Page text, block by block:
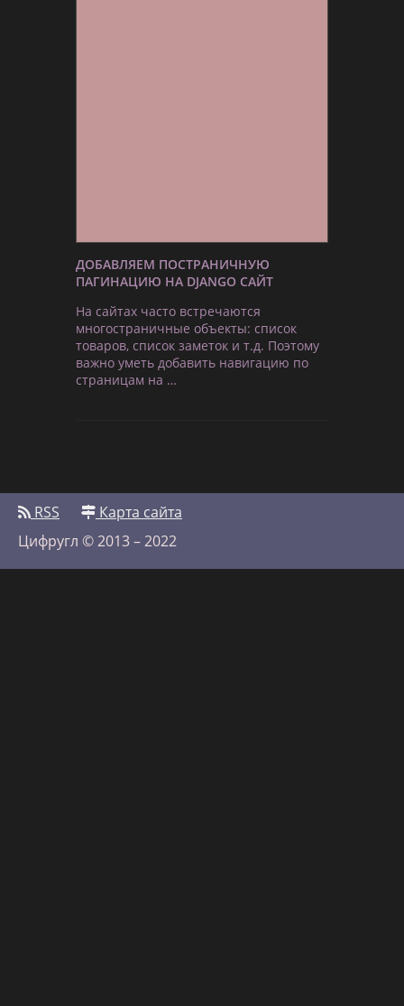
ДОБАВЛЯЕМ ПОСТРАНИЧНУЮ
ПАГИНАЦИЮ НА DJANGO САЙТ
На сайтах часто встречаются
многостраничные объекты: список
товаров, список заметок и т.д. Поэтому
важно уметь добавить навигацию по
страницам на …
RSS
Карта сайта
Цифругл © 2013 – 2022